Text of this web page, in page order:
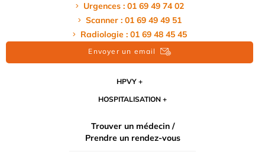
Urgences : 01 69 49 74 02
Scanner : 01 69 49 49 51
Radiologie : 01 69 48 45 45
Envoyer un email
HPVY
HOSPITALISATION
Trouver un médecin /
Prendre un rendez-vous